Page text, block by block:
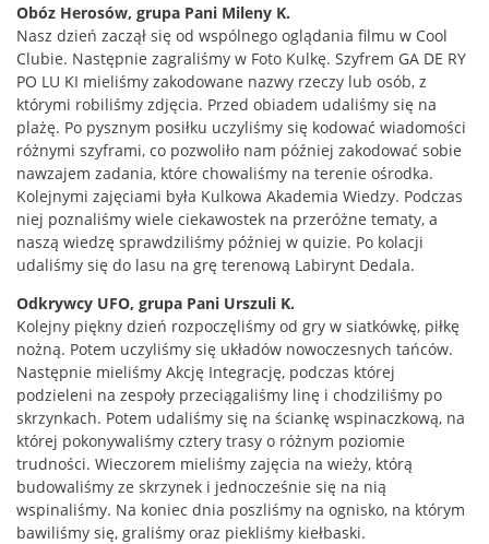
Obóz Herosów, grupa Pani Mileny K.
Nasz dzień zaczął się od wspólnego oglądania filmu w Cool
Clubie. Następnie zagraliśmy w Foto Kulkę. Szyfrem GA DE RY
PO LU KI mieliśmy zakodowane nazwy rzeczy lub osób, z
którymi robiliśmy zdjęcia. Przed obiadem udaliśmy się na
plażę. Po pysznym posiłku uczyliśmy się kodować wiadomości
różnymi szyframi, co pozwoliło nam później zakodować sobie
nawzajem zadania, które chowaliśmy na terenie ośrodka.
Kolejnymi zajęciami była Kulkowa Akademia Wiedzy. Podczas
niej poznaliśmy wiele ciekawostek na przeróżne tematy, a
naszą wiedzę sprawdziliśmy później w quizie. Po kolacji
udaliśmy się do lasu na grę terenową Labirynt Dedala.
Odkrywcy UFO, grupa Pani Urszuli K.
Kolejny piękny dzień rozpoczęliśmy od gry w siatkówkę, piłkę
nożną. Potem uczyliśmy się układów nowoczesnych tańców.
Następnie mieliśmy Akcję Integrację, podczas której
podzieleni na zespoły przeciągaliśmy linę i chodziliśmy po
skrzynkach. Potem udaliśmy się na ściankę wspinaczkową, na
której pokonywaliśmy cztery trasy o różnym poziomie
trudności. Wieczorem mieliśmy zajęcia na wieży, którą
budowaliśmy ze skrzynek i jednocześnie się na nią
wspinaliśmy. Na koniec dnia poszliśmy na ognisko, na którym
bawiliśmy się, graliśmy oraz piekliśmy kiełbaski.